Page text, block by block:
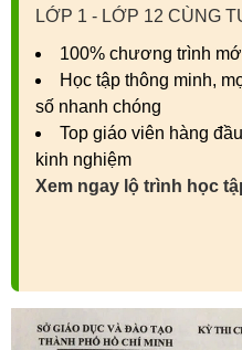
LỚP 1 - LỚP 12 CÙNG
100% chương trình
Học tập thông minh,
số nhanh chóng
Top giáo viên hàng
kinh nghiệm
Xem ngay lộ trình học